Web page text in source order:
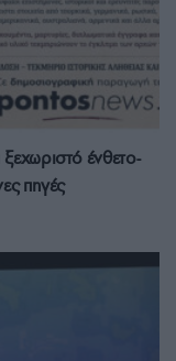
ένθετο-
πηγές